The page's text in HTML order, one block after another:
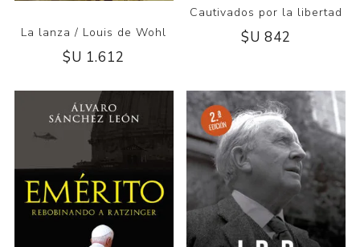
La lanza / Louis de Wohl
$U 1.612
Cautivados por la libertad
$U 842